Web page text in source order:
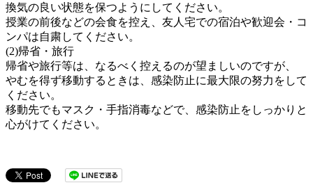
換気の良い状態を保つようにしてください。
授業の前後などの会食を控え、友人宅での宿泊や歓迎会・コ
ンパは自粛してください。
(2)帰省・旅行
帰省や旅行等は、なるべく控えるのが望ましいのですが、
やむを得ず移動するときは、感染防止に最大限の努力をして
ください。
移動先でもマスク・手指消毒などで、感染防止をしっかりと
心がけてください。